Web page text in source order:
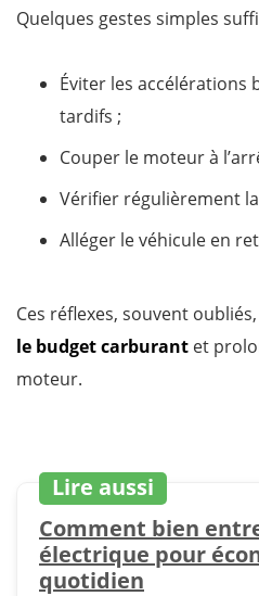
Quelques gestes simples
Éviter les accélérations
tardifs ;
Couper le moteur à
Vérifier régulièrement
Alléger le véhicule en
Ces réflexes, souvent
le budget carburant et
moteur.
Lire aussi
Comment bien
électrique pour
quotidien